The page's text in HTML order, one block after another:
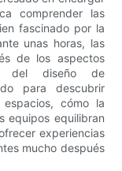
comprender las
fascinado por la
unas horas, las
de los aspectos
del diseño de
para descubrir
cómo la
equipos equilibran
experiencias
mucho después